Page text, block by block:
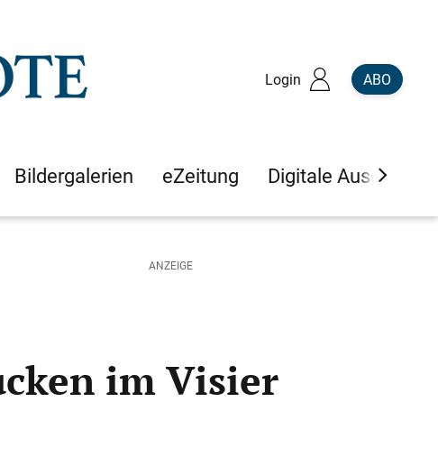
Login ABO
Bildergalerien eZeitung Digitale Ausgaben
im Visier